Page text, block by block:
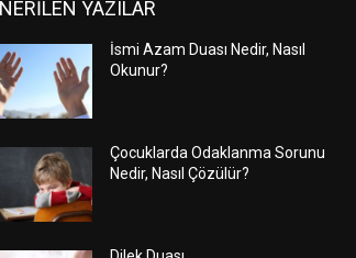
YAZILAR
İsmi Azam Duası Nedir, Nasıl
Okunur?
Çocuklarda Odaklanma Sorunu
Nedir, Nasıl Çözülür?